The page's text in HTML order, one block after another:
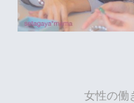
女性の働